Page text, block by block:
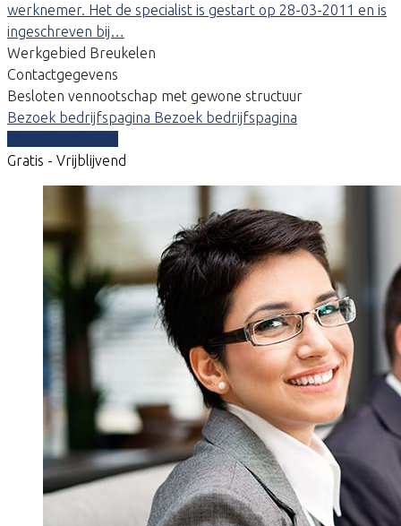
werknemer. Het de specialist is gestart op 28-03-2011 en is
ingeschreven bij…
Werkgebied Breukelen
Contactgegevens
Besloten vennootschap met gewone structuur
Bezoek bedrijfspagina Bezoek bedrijfspagina
Gratis - Vrijblijvend